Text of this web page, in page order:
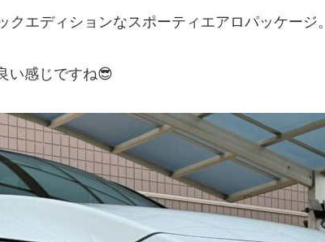
エディションなスポーティエアロパッケージ。
い感じですね😎